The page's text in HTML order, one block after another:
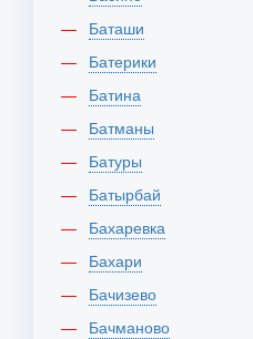
Баташи
Батерики
Батина
Батманы
Батуры
Батырбай
Бахаревка
Бахари
Бачизево
Бачманово